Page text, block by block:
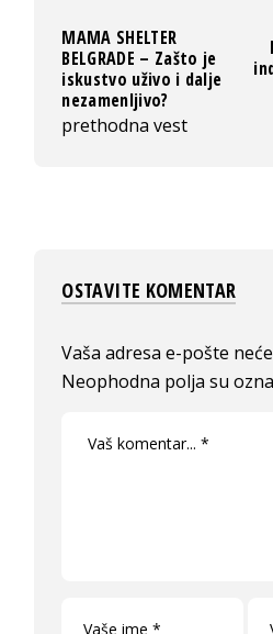
MAMA SHELTER
BELGRADE – Zašto je
iskustvo uživo i dalje
nezamenljivo?
prethodna vest
OSTAVITE KOMENTAR
Vaša adresa e-pošte
Neophodna polja su